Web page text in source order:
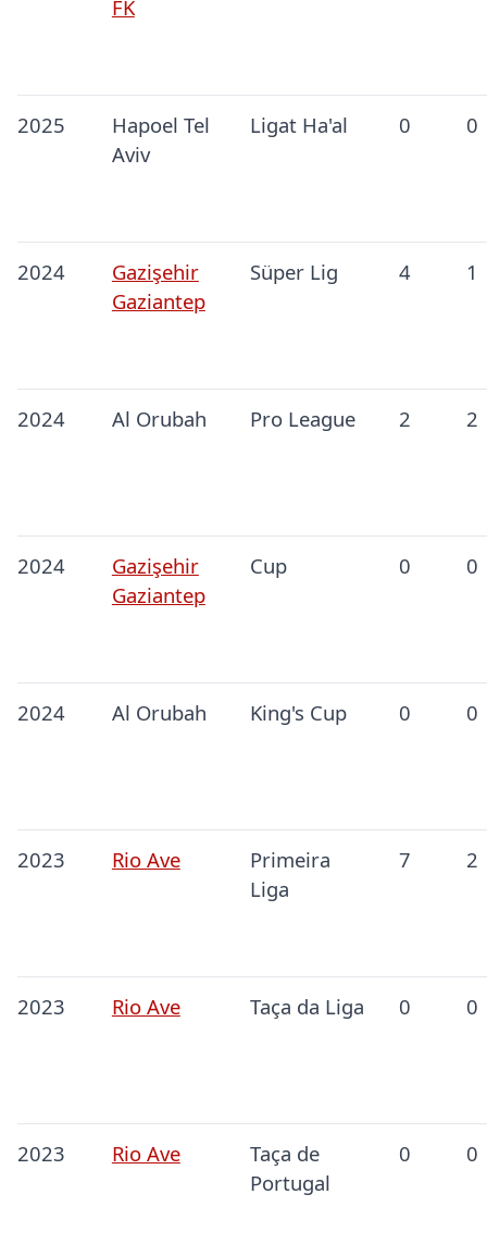
FK
2025
Hapoel Tel
Aviv
Ligat Ha'al 0 0
2024
Gazişehir
Gaziantep
Süper Lig 4 1
2024 Al Orubah Pro League 2 2
2024
Gazişehir
Gaziantep
Cup 0 0
2024 Al Orubah King's Cup 0 0
2023 Rio Ave
Primeira
Liga
7 2
2023 Rio Ave Taça da Liga 0 0
2023 Rio Ave
Taça de
Portugal
0 0